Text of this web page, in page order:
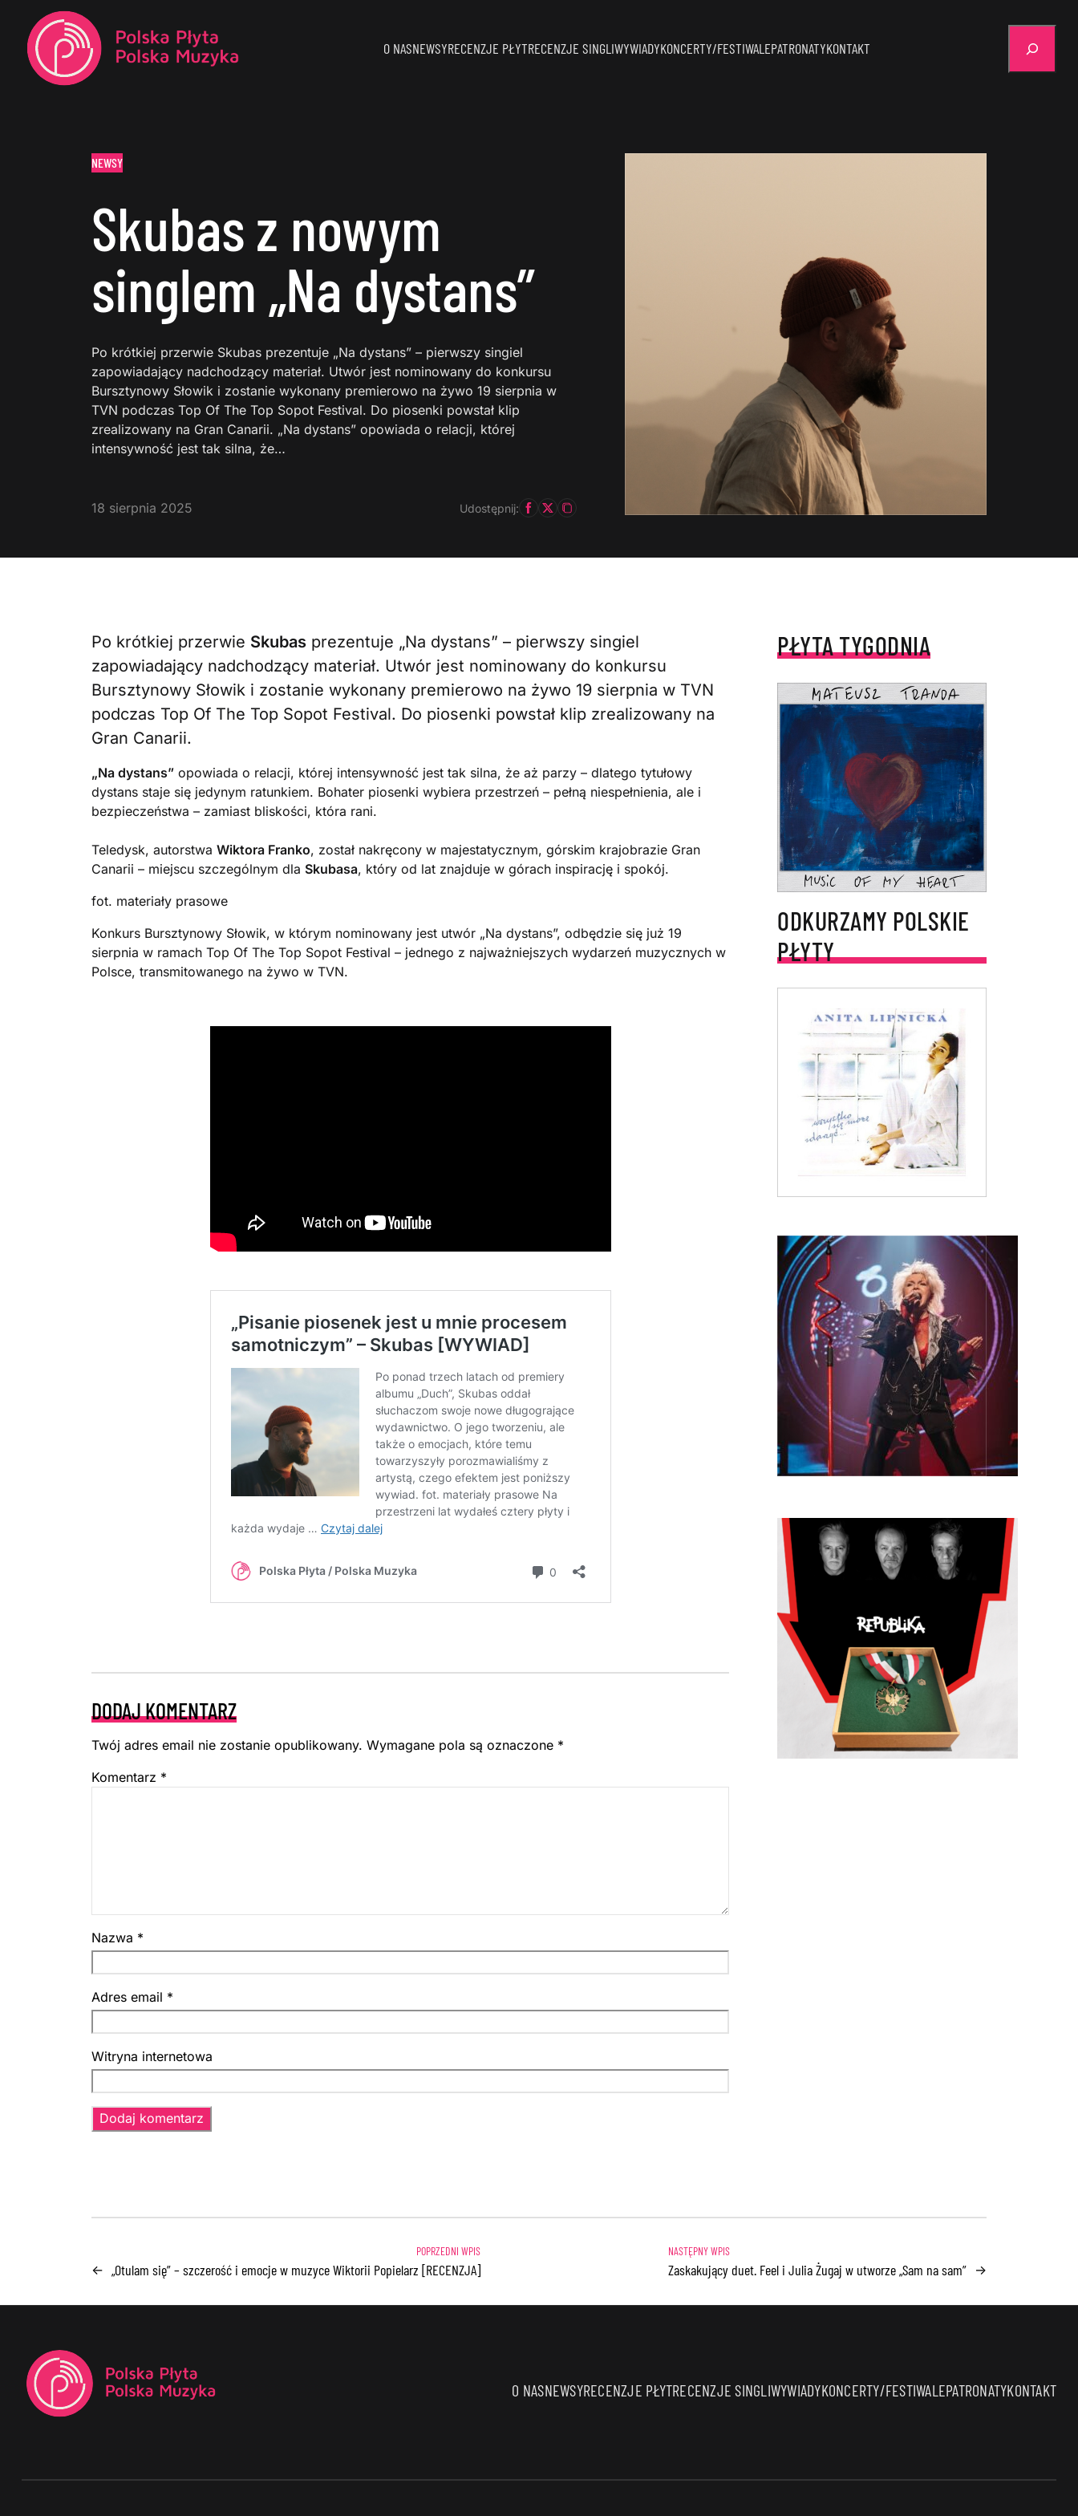
O NASNEWSYRECENZJE PŁYTRECENZJE SINGLIWYWIADYKONCERTY/FESTIWALEPATRONATYKONTAKT
NEWSY
Skubas z nowym
singlem „Na dystans”
Po krótkiej przerwie Skubas prezentuje „Na dystans” – pierwszy singiel
zapowiadający nadchodzący materiał. Utwór jest nominowany do konkursu
Bursztynowy Słowik i zostanie wykonany premierowo na żywo 19 sierpnia w
TVN podczas Top Of The Top Sopot Festival. Do piosenki powstał klip
zrealizowany na Gran Canarii. „Na dystans” opowiada o relacji, której
intensywność jest tak silna, że…
18 sierpnia 2025 Udostępnij:
Po krótkiej przerwie Skubas prezentuje „Na dystans” – pierwszy singiel
zapowiadający nadchodzący materiał. Utwór jest nominowany do konkursu
Bursztynowy Słowik i zostanie wykonany premierowo na żywo 19 sierpnia w TVN
podczas Top Of The Top Sopot Festival. Do piosenki powstał klip zrealizowany na
Gran Canarii.
„Na dystans” opowiada o relacji, której intensywność jest tak silna, że aż parzy – dlatego tytułowy
dystans staje się jedynym ratunkiem. Bohater piosenki wybiera przestrzeń – pełną niespełnienia, ale i
bezpieczeństwa – zamiast bliskości, która rani.
Teledysk, autorstwa Wiktora Franko, został nakręcony w majestatycznym, górskim krajobrazie Gran
Canarii – miejscu szczególnym dla Skubasa, który od lat znajduje w górach inspirację i spokój.
fot. materiały prasowe
Konkurs Bursztynowy Słowik, w którym nominowany jest utwór „Na dystans”, odbędzie się już 19
sierpnia w ramach Top Of The Top Sopot Festival – jednego z najważniejszych wydarzeń muzycznych w
Polsce, transmitowanego na żywo w TVN.
DODAJ KOMENTARZ
Twój adres email nie zostanie opublikowany. Wymagane pola są oznaczone *
Komentarz *
Nazwa *
Adres email *
Witryna internetowa
PŁYTA TYGODNIA
ODKURZAMY POLSKIE
PŁYTY
← „Otulam się” – szczerość i emocje w muzyce Wiktorii Popielarz [RECENZJA] Zaskakujący duet. Feel i Julia Żugaj w utworze „Sam na sam” →
O NASNEWSYRECENZJE PŁYTRECENZJE SINGLIWYWIADYKONCERTY/FESTIWALEPATRONATYKONTAKT